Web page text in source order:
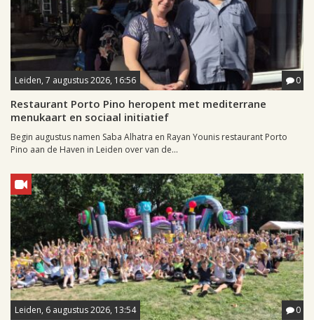
Leiden, 7 augustus 2026, 16:56 0
Restaurant Porto Pino heropent met mediterrane
menukaart en sociaal initiatief
Begin augustus namen Saba Alhatra en Rayan Younis restaurant Porto
Pino aan de Haven in Leiden over van de...
Leiden, 6 augustus 2026, 13:54 0